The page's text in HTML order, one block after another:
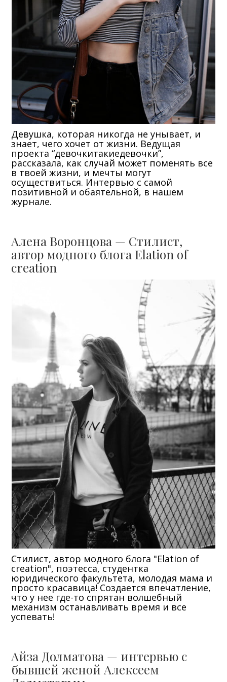
Девушка, которая никогда не унывает, и
знает, чего хочет от жизни. Ведущая
проекта “девочкитакиедевочки”,
рассказала, как случай может поменять все
в твоей жизни, и мечты могут
осуществиться. Интервью с самой
позитивной и обаятельной, в нашем
журнале.
Алена Воронцова — Стилист,
автор модного блога Elation of
creation
Стилист, автор модного блога "Elation of
creation", поэтесса, студентка
юридического факультета, молодая мама и
просто красавица! Создается впечатление,
что у нее где-то спрятан волшебный
механизм останавливать время и все
успевать!
Айза Долматова — интервью с
бывшей женой Алексеем